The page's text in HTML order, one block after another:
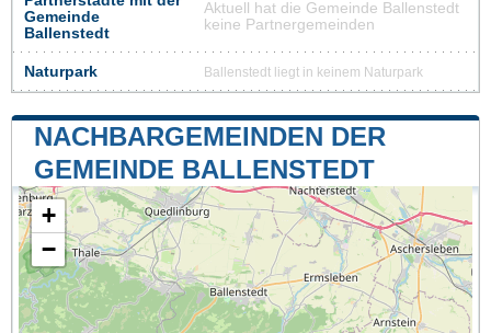
Gemeinde
Ballenstedt
Aktuell hat die Gemeinde Ballenstedt
keine Partnergemeinden
Naturpark Ballenstedt liegt in keinem Naturpark
NACHBARGEMEINDEN DER
GEMEINDE BALLENSTEDT
+
−